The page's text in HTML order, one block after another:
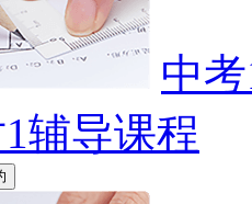
中
辅导课程